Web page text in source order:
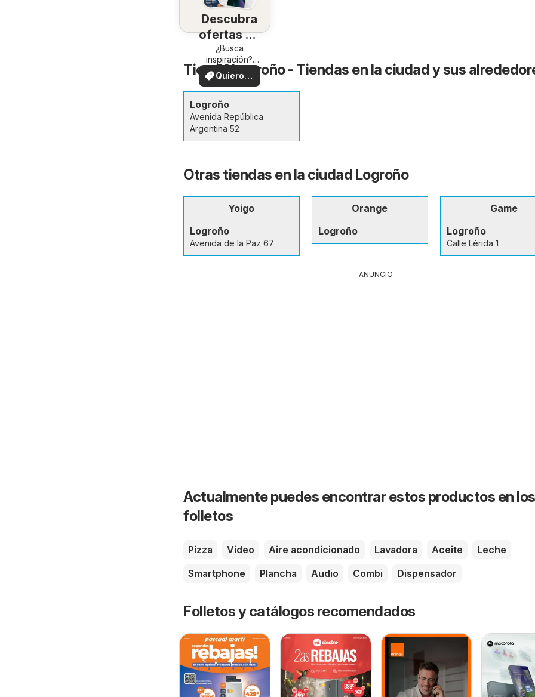
Descubra
ofertas en
su zona
¿Busca
inspiración?
¡Vea las ofertas
en su zona!
Quiero
ver
Tien 21 Logroño - Tiendas en la ciudad y sus
Logroño
Avenida República
Argentina 52
Otras tiendas en la ciudad Logroño
Yoigo
Logroño
Avenida de la Paz 67
Orange
Logroño
Game
Logroño
Calle Lérida 1
ANUNCIO
Actualmente puedes encontrar estos productos en los
folletos
Pizza Video Aire acondicionado Lavadora Aceite
Leche
Smartphone
Plancha Audio Combi Dispensador
Folletos y catálogos recomendados